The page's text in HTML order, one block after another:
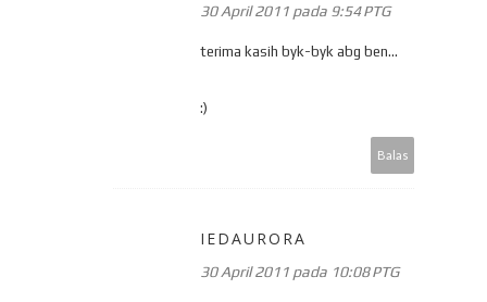
30 April 2011 pada 9:54 PTG
terima kasih byk-byk abg ben...
:)
Balas
IEDAURORA
30 April 2011 pada 10:08 PTG